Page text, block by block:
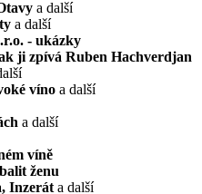
a další
a další
- ukázky
ji zpívá Ruben Hachverdjan
víno a další
a další
víně
ženu
Inzerát a další